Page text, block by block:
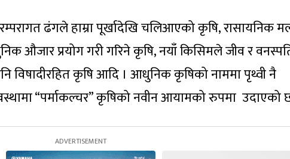
ढंगले हाम्रा पूर्खादेखि चलिआएको कृषि, रासायनिक
औजार प्रयोग गरी गरिने कृषि, नयाँ किसिमले जीव र
विषादीरहित कृषि आदि । आधुनिक कृषिको नाममा पृथ्वी नै
“पर्माकल्चर” कृषिको नवीन आयामको रुपमा उदाएको